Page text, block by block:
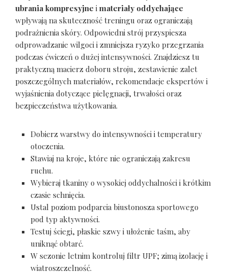
ubrania kompresyjne i materiały oddychające
wpływają na skuteczność treningu oraz ograniczają
podrażnienia skóry. Odpowiedni strój przyspiesza
odprowadzanie wilgoci i zmniejsza ryzyko przegrzania
podczas ćwiczeń o dużej intensywności. Znajdziesz tu
praktyczną macierz doboru stroju, zestawienie zalet
poszczególnych materiałów, rekomendacje ekspertów i
wyjaśnienia dotyczące pielęgnacji, trwałości oraz
bezpieczeństwa użytkowania.
Dobierz warstwy do intensywności i temperatury
otoczenia.
Stawiaj na kroje, które nie ograniczają zakresu
ruchu.
Wybieraj tkaniny o wysokiej oddychalności i krótkim
czasie schnięcia.
Ustal poziom podparcia biustonosza sportowego
pod typ aktywności.
Testuj ściegi, płaskie szwy i ułożenie taśm, aby
uniknąć obtarć.
W sezonie letnim kontroluj filtr UPF; zimą izolację i
wiatroszczelność.